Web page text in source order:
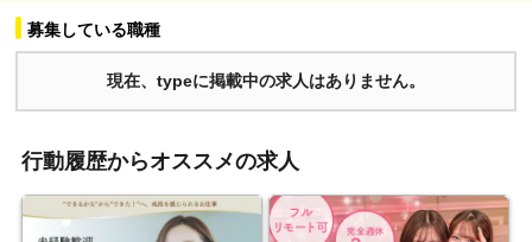
募集している職種
現在、typeに掲載中の求人はありません。
行動履歴からオススメの求人